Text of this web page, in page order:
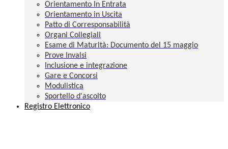
Orientamento In Entrata
Orientamento in Uscita
Patto di Corresponsabilità
Organi Collegiali
Esame di Maturità: Documento del 15 maggio
Prove Invalsi
Inclusione e integrazione
Gare e Concorsi
Modulistica
Sportello d'ascolto
Registro Elettronico